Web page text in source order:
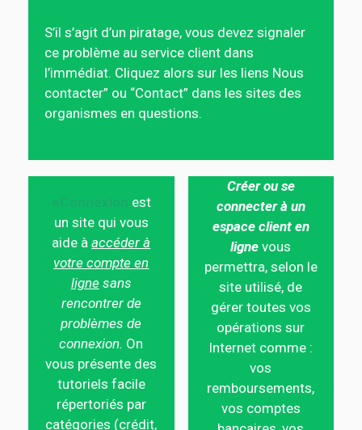
S’il s’agit d’un piratage, vous devez signaler
ce problème au service client dans
l’immédiat. Cliquez alors sur les liens Nous
contacter” ou “Contact” dans les sites des
organismes en questions.
est
un site qui vous
aide àaccéder à
votre compte en
ligne sans
rencontrer de
problèmes de
connexion. On
vous présente des
tutoriels facile
répertoriés par
catégories (crédit,
Créer ou se
connecter à un
espace client en
ligne vous
permettra, selon le
site utilisé, de
gérer toutes vos
opérations sur
Internet comme :
vos
remboursements,
vos comptes